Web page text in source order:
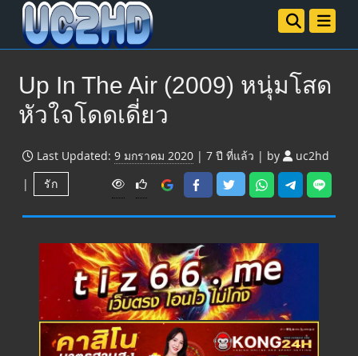
Up In The Air (2009) หนุ่มโสด
หัวใจโดดเดี่ยว
Last Updated: 9 มกราคม 2020 | 7 ปี ที่แล้ว | by
uc2hd
|
รัก
V
w
s